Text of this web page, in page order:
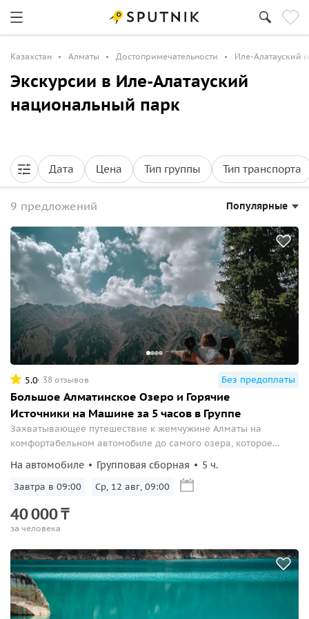
Казахстан Алматы Достопримечательности Иле-Алатауский
Экскурсии в Иле-Алатауский
национальный парк
Дата Цена Тип группы Тип транспорта
9 предложений Популярные
5.0 38 отзывов Без предоплаты
Большое Алматинское Озеро и Горячие
Источники на Машине за 5 часов в Группе
Захватывающее путешествие к жемчужине Алматы на
комфортабельном автомобиле до самого озера, которое
На автомобиле Групповая сборная 5 ч.
Завтра в 09:00 Ср, 12 авг, 09:00
40000₸
за человека